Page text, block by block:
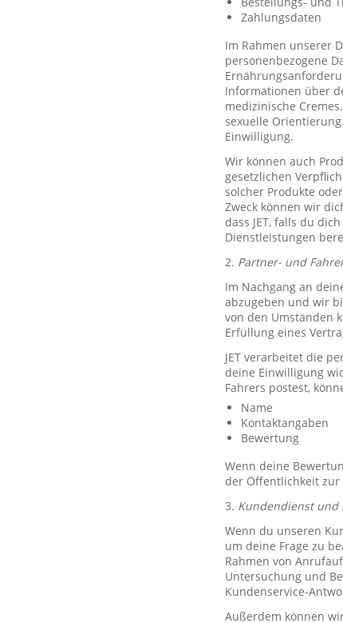
Zahlungsdaten
Im Rahmen unserer
personenbezogene
Informationen über
medizinische
sexuelle
Einwilligung.
Wir können auch
gesetzlichen
solcher Produkte
Zweck können wir
dass JET, falls du
Dienstleistungen
2. Partner- und
Im Nachgang an
abzugeben und wir
von den Umständen
Erfüllung eines
JET verarbeitet die
deine Einwilligung
Fahrers postest,
Name
Kontaktangaben
Bewertung
Wenn deine
der Öffentlichkeit zur
3. Kundendienst und
Wenn du unseren
um deine Frage zu
Rahmen von
Untersuchung und
Kundenservice-
Außerdem können